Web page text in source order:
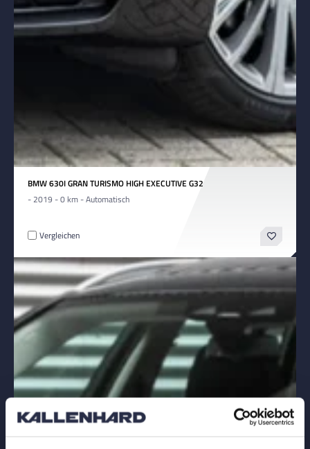
BMW 630I GRAN TURISMO HIGH EXECUTIVE G32
- 2019 - 0 km - Automatisch
Vergleichen